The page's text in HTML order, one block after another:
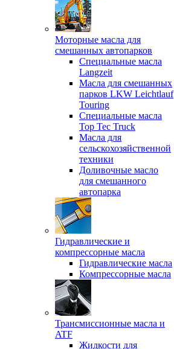
Моторные масла для
смешанных автопарков
Специальные масла
Langzeit
Масла для смешанных
парков LKW Leichtlauf
Touring
Специальные масла
Top Tec Truck
Масла для
сельскохозяйственной
техники
Доливочные масло
для смешанного
автопарка
Гидравлические и
компрессорные масла
Гидравлические масла
Компрессорные масла
Трансмиссионные масла и
ATF
Жидкости для